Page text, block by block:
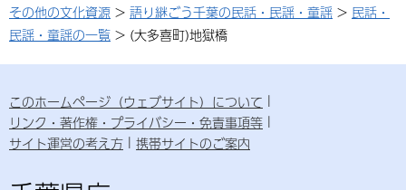
その他の文化資源 > 語り継ごう千葉の民話・民謡・童謡 > 民話・
民謡・童謡の一覧 > (大多喜町)地獄橋
このホームページ（ウェブサイト）について
リンク・著作権・プライバシー・免責事項等
サイト運営の考え方
携帯サイトのご案内